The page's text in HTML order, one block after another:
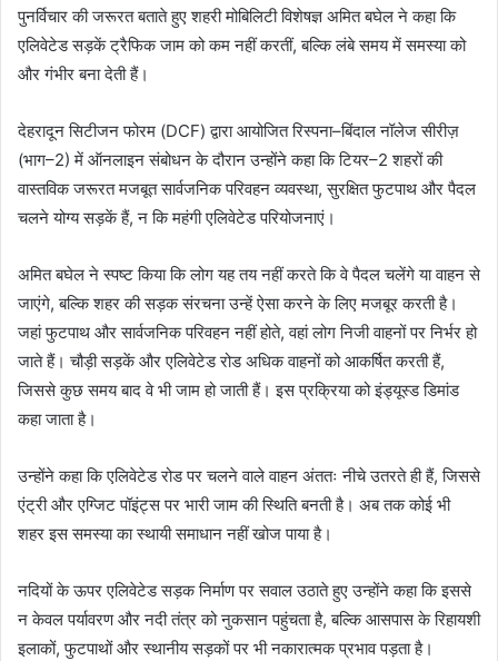
पुनर्विचार की जरूरत बताते हुए शहरी मोबिलिटी विशेषज्ञ अमित बघेल ने कहा कि
एलिवेटेड सड़कें ट्रैफिक जाम को कम नहीं करतीं, बल्कि लंबे समय में समस्या को
और गंभीर बना देती हैं।
देहरादून सिटीजन फोरम (DCF) द्वारा आयोजित रिस्पना–बिंदाल नॉलेज सीरीज़
(भाग–2) में ऑनलाइन संबोधन के दौरान उन्होंने कहा कि टियर–2 शहरों की
वास्तविक जरूरत मजबूत सार्वजनिक परिवहन व्यवस्था, सुरक्षित फुटपाथ और पैदल
चलने योग्य सड़कें हैं, न कि महंगी एलिवेटेड परियोजनाएं।
अमित बघेल ने स्पष्ट किया कि लोग यह तय नहीं करते कि वे पैदल चलेंगे या वाहन से
जाएंगे, बल्कि शहर की सड़क संरचना उन्हें ऐसा करने के लिए मजबूर करती है।
जहां फुटपाथ और सार्वजनिक परिवहन नहीं होते, वहां लोग निजी वाहनों पर निर्भर हो
जाते हैं। चौड़ी सड़कें और एलिवेटेड रोड अधिक वाहनों को आकर्षित करती हैं,
जिससे कुछ समय बाद वे भी जाम हो जाती हैं। इस प्रक्रिया को इंड्यूस्ड डिमांड
कहा जाता है।
उन्होंने कहा कि एलिवेटेड रोड पर चलने वाले वाहन अंततः नीचे उतरते ही हैं, जिससे
एंट्री और एग्जिट पॉइंट्स पर भारी जाम की स्थिति बनती है। अब तक कोई भी
शहर इस समस्या का स्थायी समाधान नहीं खोज पाया है।
नदियों के ऊपर एलिवेटेड सड़क निर्माण पर सवाल उठाते हुए उन्होंने कहा कि इससे
न केवल पर्यावरण और नदी तंत्र को नुकसान पहुंचता है, बल्कि आसपास के रिहायशी
इलाकों, फुटपाथों और स्थानीय सड़कों पर भी नकारात्मक प्रभाव पड़ता है।